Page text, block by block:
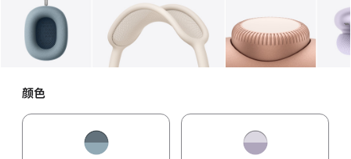
图库 1 图库 图像 图库 图像
颜色